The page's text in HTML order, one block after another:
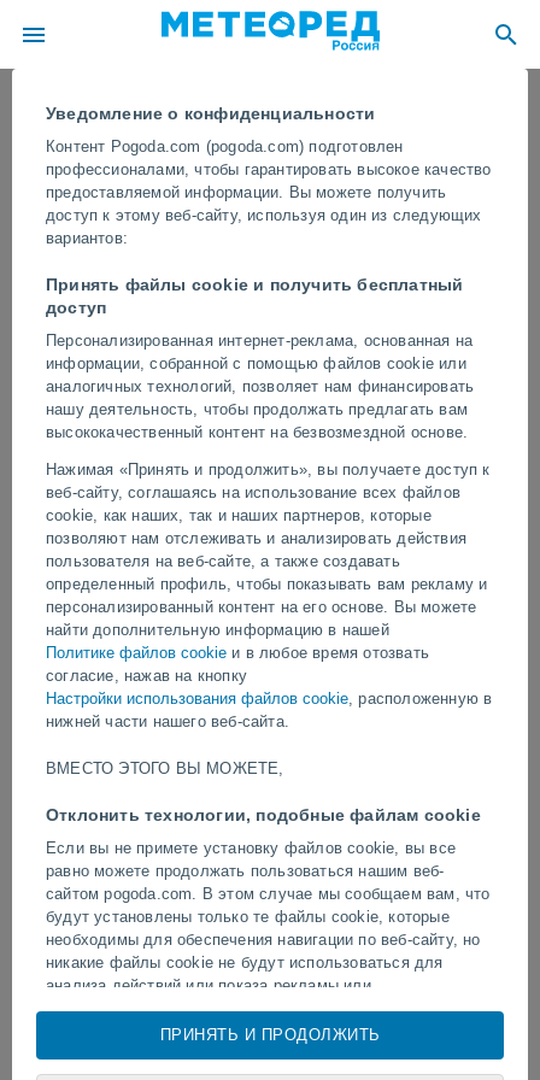
Уведомление о конфиденциальности
Контент Pogoda.com (pogoda.com) подготовлен
профессионалами, чтобы гарантировать высокое качество
предоставляемой информации. Вы можете получить
доступ к этому веб-сайту, используя один из следующих
вариантов:
Принять файлы cookie и получить бесплатный
доступ
Персонализированная интернет-реклама, основанная на
информации, собранной с помощью файлов cookie или
аналогичных технологий, позволяет нам финансировать
нашу деятельность, чтобы продолжать предлагать вам
высококачественный контент на безвозмездной основе.
Нажимая «Принять и продолжить», вы получаете доступ к
веб-сайту, соглашаясь на использование всех файлов
cookie, как наших, так и наших партнеров, которые
позволяют нам отслеживать и анализировать действия
пользователя на веб-сайте, а также создавать
определенный профиль, чтобы показывать вам рекламу и
персонализированный контент на его основе. Вы можете
найти дополнительную информацию в нашей
Политике файлов cookie и в любое время отозвать
согласие, нажав на кнопку
Настройки использования файлов cookie, расположенную в
нижней части нашего веб-сайта.
ВМЕСТО ЭТОГО ВЫ МОЖЕТЕ,
Отклонить технологии, подобные файлам cookie
Если вы не примете установку файлов cookie, вы все
равно можете продолжать пользоваться нашим веб-
сайтом pogoda.com. В этом случае мы сообщаем вам, что
будут установлены только те файлы cookie, которые
необходимы для обеспечения навигации по веб-сайту, но
никакие файлы cookie не будут использоваться для
анализа действий или показа рекламы или
персонализированного контента, однако вы сможете
просматривать общую неперсонализированную рекламу.
ПРИНЯТЬ И ПРОДОЛЖИТЬ
Слон нападает на нескольких
туристов в дельте реки Окаванго,
Ботсвана
Животное защищало свою территорию, пока мимо проходили
лодки. Туристам удалось скрыться.
видео
Вчера
Удар молнии на футбольное поле в
Наратхивате, Таиланд.
Извержение и
активность вулкана
Гватемале.
Следуйте за нами